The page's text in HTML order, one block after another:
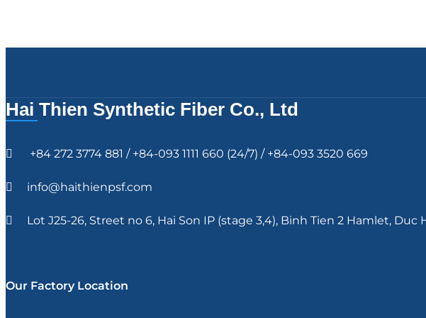
Hai Thien Synthetic Fiber Co., Ltd
+84 272 3774 881 / +84-093 1111 660 (24/7) / +84-093 3520 669
info@haithienpsf.com
Lot J25-26, Street no 6, Hai Son IP (stage 3,4), Binh Tien 2 Hamlet,
Our Factory Location